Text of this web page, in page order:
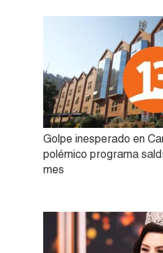
Golpe inesperado en
polémico programa
mes